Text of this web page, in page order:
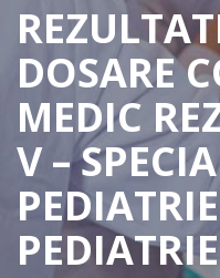
DOSARE
MEDIC
V –